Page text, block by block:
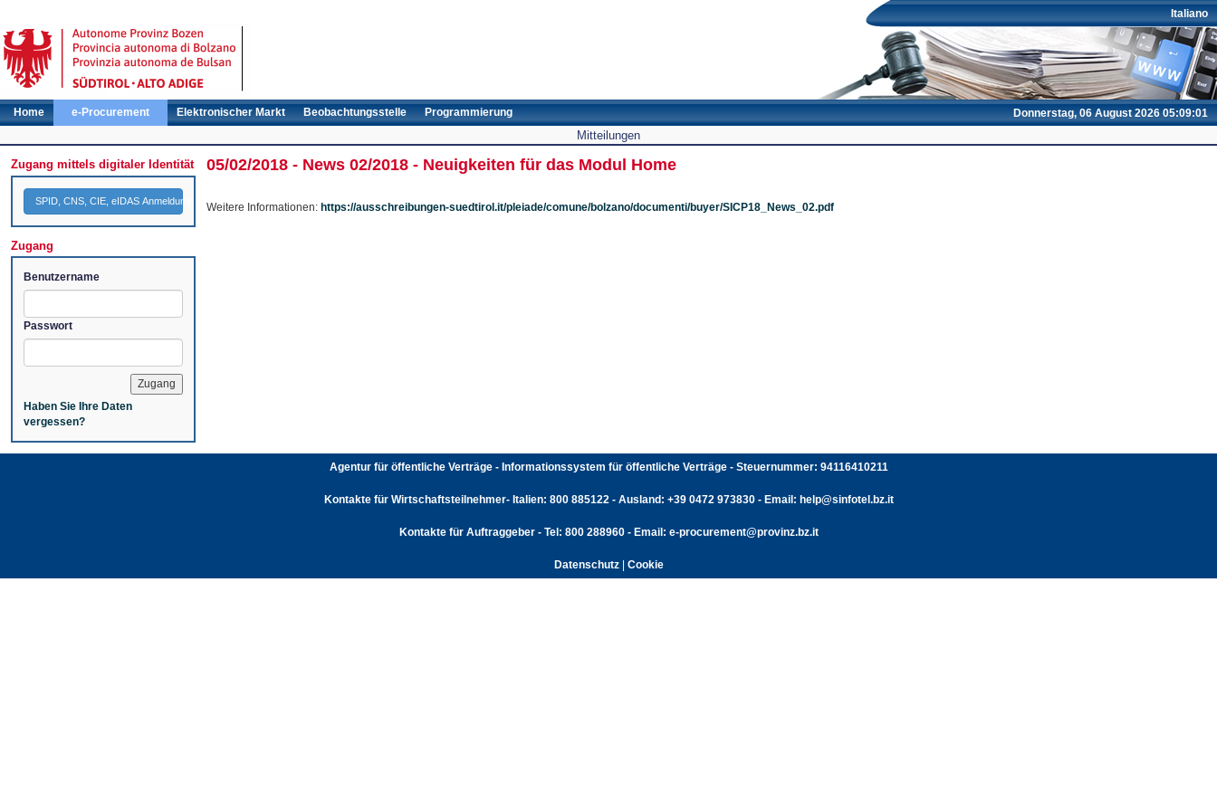
Italiano
Donnerstag, 06 August 2026 05:09:01
Home e-Procurement Elektronischer Markt Beobachtungsstelle Programmierung
Mitteilungen
Zugang mittels digitaler Identität
SPID, CNS, CIE, eIDAS Anmeldung
Zugang
Benutzername
Passwort
Haben Sie Ihre Daten
vergessen?
05/02/2018 - News 02/2018 - Neuigkeiten für das Modul Home
Weitere Informationen: https://ausschreibungen-suedtirol.it/pleiade/comune/bolzano/documenti/buyer/SICP18_News_02.pdf
Agentur für öffentliche Verträge - Informationssystem für öffentliche Verträge - Steuernummer: 94116410211
Kontakte für Wirtschaftsteilnehmer- Italien: 800 885122 - Ausland: +39 0472 973830 - Email: help@sinfotel.bz.it
Kontakte für Auftraggeber - Tel: 800 288960 - Email: e-procurement@provinz.bz.it
Datenschutz| Cookie